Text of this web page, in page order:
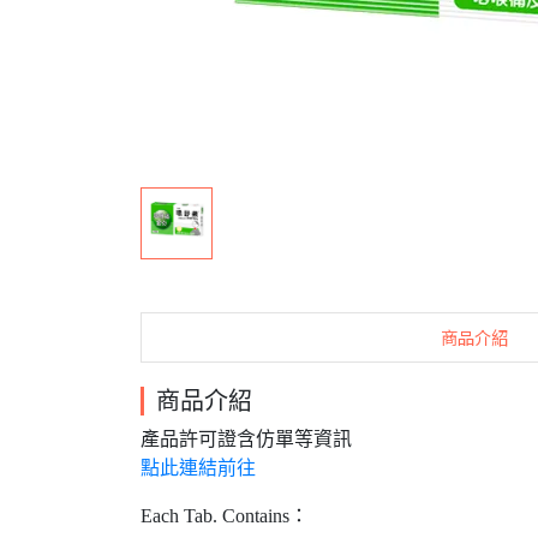
商品介紹
商品介紹
產品許可證含仿單等資訊
點此連結前往
Each Tab. Contains：